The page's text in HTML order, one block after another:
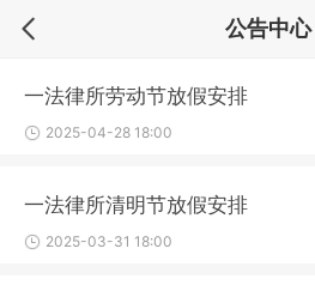
公告中心
一法律所劳动节放假安排
2025-04-28 18:00
一法律所清明节放假安排
2025-03-31 18:00